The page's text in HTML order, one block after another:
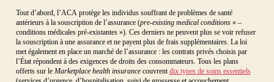
Tout d’abord, l’ACA protège les individus souffrant de problèmes de santé
antérieurs à la souscription de l’assurance (pre-existing medical conditions» –
conditions médicales pré-existantes »). Ces derniers ne peuvent plus se voir refuser
la souscription à une assurance et ne payent plus de frais supplémentaires. La loi
met également en place un marché de l’assurance : les contrats privés choisis par
l’État répondent à des exigences de droits des consommateurs. Tous les plans
offerts sur le Marketplace health insurancecouvrentdix types de soins essentiels